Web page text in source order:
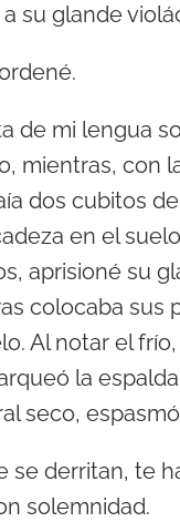
su glande
de mi lengua
mientras, con
dos cubitos
en el
aprisioné su
colocaba sus
Al notar el
la
seco,
se derritan, te
solemnidad.